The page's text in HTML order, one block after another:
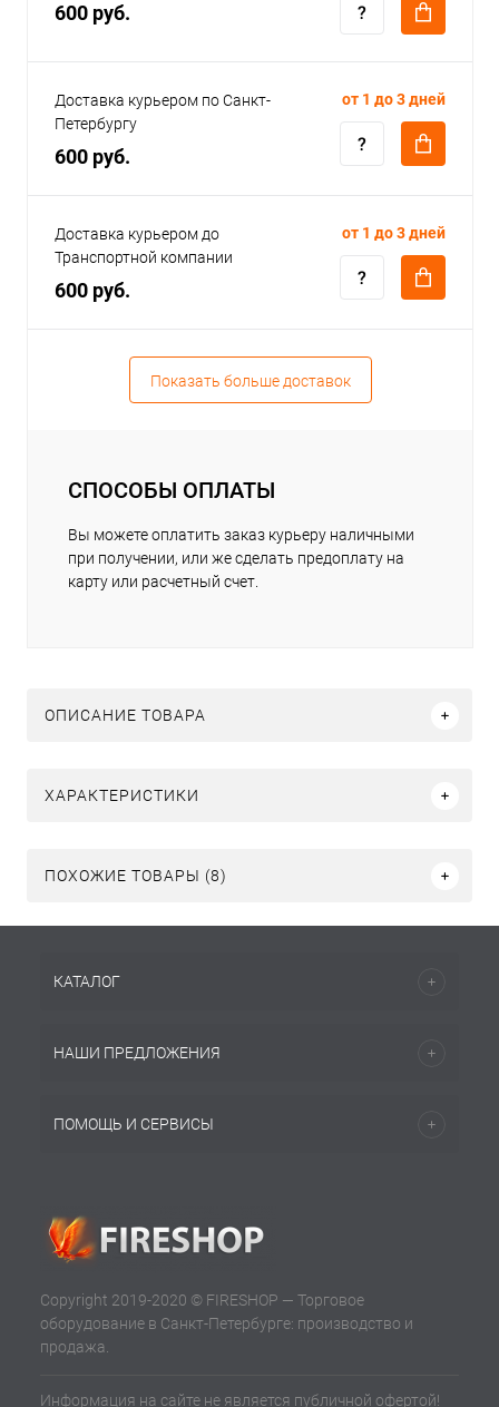
600 руб.
Доставка курьером по Санкт-
Петербургу
600 руб.
от 1 до 3 дней
Доставка курьером до
Транспортной компании
600 руб.
от 1 до 3 дней
Показать больше доставок
СПОСОБЫ ОПЛАТЫ
Вы можете оплатить заказ курьеру наличными
при получении, или же сделать предоплату на
карту или расчетный счет.
ОПИСАНИЕ ТОВАРА
ХАРАКТЕРИСТИКИ
ПОХОЖИЕ ТОВАРЫ (8)
КАТАЛОГ
НАШИ ПРЕДЛОЖЕНИЯ
ПОМОЩЬ И СЕРВИСЫ
Copyright 2019-2020 © FIRESHOP — Торговое
оборудование в Санкт-Петербурге: производство и
продажа.
Информация на сайте не является публичной офертой!